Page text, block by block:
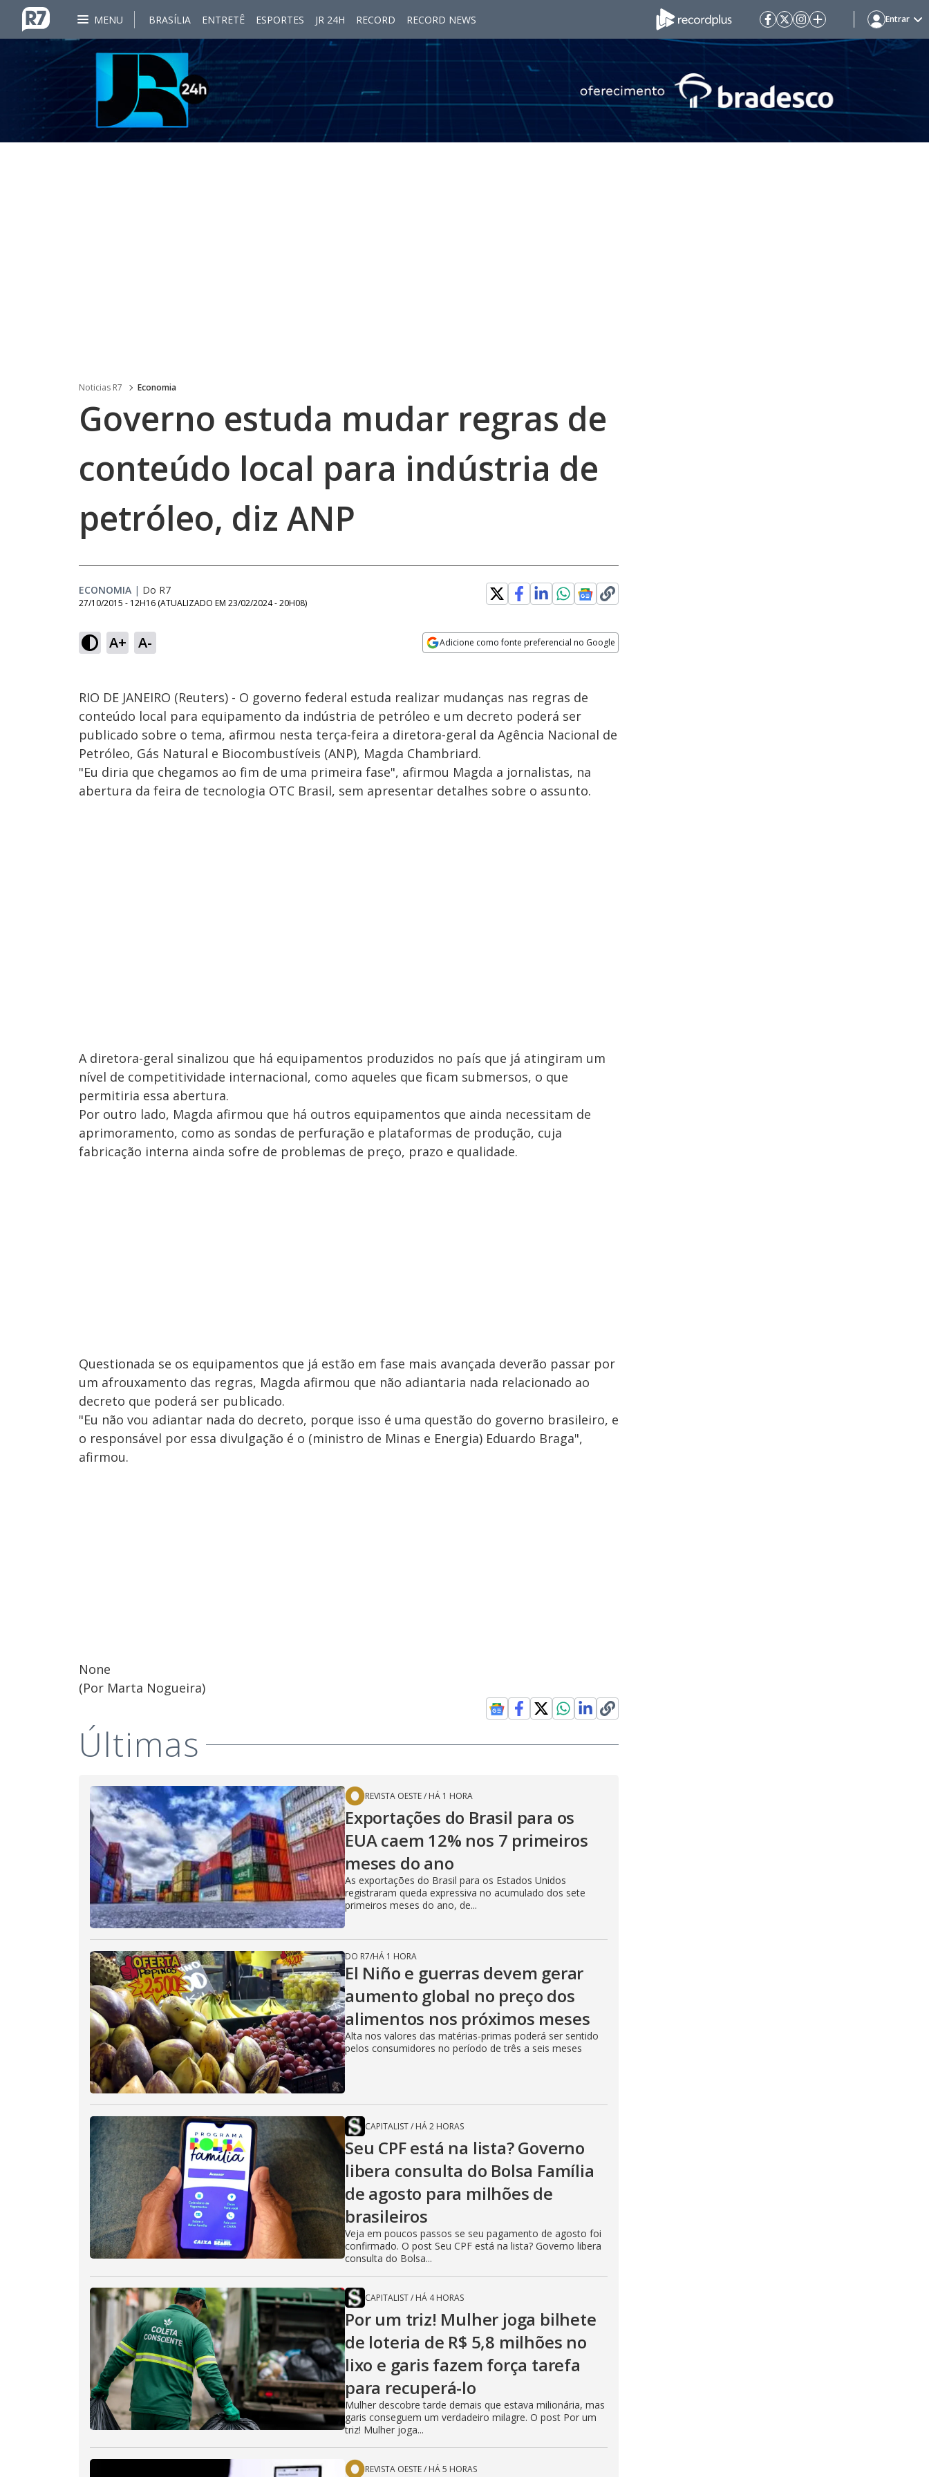
MENU BRASÍLIA ENTRETÊ ESPORTES JR 24H RECORD RECORD NEWS Entrar
Noticias R7 Economia
Governo estuda mudar regras de
conteúdo local para indústria de
petróleo, diz ANP
ECONOMIA | Do R7
27/10/2015 - 12H16 (ATUALIZADO EM 23/02/2024 - 20H08)
A+ A- Adicione como fonte preferencial no Google
RIO DE JANEIRO (Reuters) - O governo federal estuda realizar mudanças nas regras de
conteúdo local para equipamento da indústria de petróleo e um decreto poderá ser
publicado sobre o tema, afirmou nesta terça-feira a diretora-geral da Agência Nacional de
Petróleo, Gás Natural e Biocombustíveis (ANP), Magda Chambriard.
"Eu diria que chegamos ao fim de uma primeira fase", afirmou Magda a jornalistas, na
abertura da feira de tecnologia OTC Brasil, sem apresentar detalhes sobre o assunto.
A diretora-geral sinalizou que há equipamentos produzidos no país que já atingiram um
nível de competitividade internacional, como aqueles que ficam submersos, o que
permitiria essa abertura.
Por outro lado, Magda afirmou que há outros equipamentos que ainda necessitam de
aprimoramento, como as sondas de perfuração e plataformas de produção, cuja
fabricação interna ainda sofre de problemas de preço, prazo e qualidade.
Questionada se os equipamentos que já estão em fase mais avançada deverão passar por
um afrouxamento das regras, Magda afirmou que não adiantaria nada relacionado ao
decreto que poderá ser publicado.
"Eu não vou adiantar nada do decreto, porque isso é uma questão do governo brasileiro, e
o responsável por essa divulgação é o (ministro de Minas e Energia) Eduardo Braga",
afirmou.
None
(Por Marta Nogueira)
Últimas
REVISTA OESTE/ HÁ 1 HORA
Exportações do Brasil para os
EUA caem 12% nos 7 primeiros
meses do ano
As exportações do Brasil para os Estados Unidos
registraram queda expressiva no acumulado dos sete
primeiros meses do ano, de...
DO R7/HÁ 1 HORA
El Niño e guerras devem gerar
aumento global no preço dos
alimentos nos próximos meses
Alta nos valores das matérias-primas poderá ser sentido
pelos consumidores no período de três a seis meses
CAPITALIST/ HÁ 2 HORAS
Seu CPF está na lista? Governo
libera consulta do Bolsa Família
de agosto para milhões de
brasileiros
Veja em poucos passos se seu pagamento de agosto foi
confirmado. O post Seu CPF está na lista? Governo libera
consulta do Bolsa...
CAPITALIST/ HÁ 4 HORAS
Por um triz! Mulher joga bilhete
de loteria de R$ 5,8 milhões no
lixo e garis fazem força tarefa
para recuperá-lo
Mulher descobre tarde demais que estava milionária, mas
garis conseguem um verdadeiro milagre. O post Por um
triz! Mulher joga...
REVISTA OESTE/ HÁ 5 HORAS